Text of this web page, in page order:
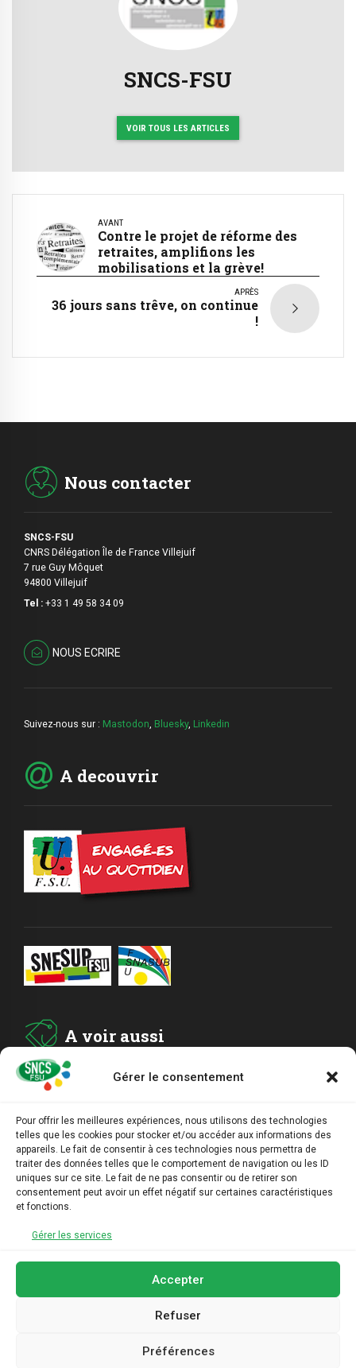
Gérer le consentement
Pour offrir les meilleures expériences, nous utilisons des technologies
telles que les cookies pour stocker et/ou accéder aux informations des
appareils. Le fait de consentir à ces technologies nous permettra de
traiter des données telles que le comportement de navigation ou les ID
uniques sur ce site. Le fait de ne pas consentir ou de retirer son
consentement peut avoir un effet négatif sur certaines caractéristiques
et fonctions.
Gérer les services
Accepter
Refuser
Préférences
SNCS-FSU
VOIR TOUS LES ARTICLES
AVANT
Contre le projet de réforme des
retraites, amplifions les
mobilisations et la grève!
APRÈS
36 jours sans trêve, on continue
!
Nous contacter
SNCS-FSU
CNRS Délégation Île de France Villejuif
7 rue Guy Môquet
94800 Villejuif
Tel : +33 1 49 58 34 09
NOUS ECRIRE
Suivez-nous sur : Mastodon Bluesky, Linkedin
A decouvrir
A voir aussi
ADHESION
ARCHIVES
AGENDA